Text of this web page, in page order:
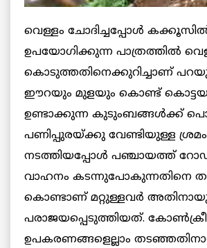
വെള്ളം ചോദിച്ചപ്പോള്‍
ഉപയോഗിക്കുന്ന പാത്രത്തില്‍
കൊടുത്തതിനെക്കുറിച്ചാണ്
ഈറയും മുളയും കൊണ്ട് കൊട്ടയും
ഉണ്ടാക്കുന്ന കുടുംബങ്ങള്‍ക്ക്
പണിപ്പുരയ്ക്കു വേണ്ടിയുള്ള ശ്രമം
നടത്തിയപ്പോള്‍ പഞ്ചായത്ത്
വാഹനം കടന്നുപോകുന്നതിനെ
കൊണ്ടാണ് മറ്റുള്ളവര്‍
പരാജയപ്പെടുത്തിയത്.
ഉപകരണങ്ങളെല്ലാം